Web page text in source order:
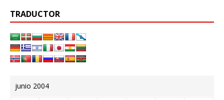
TRADUCTOR
junio 2004